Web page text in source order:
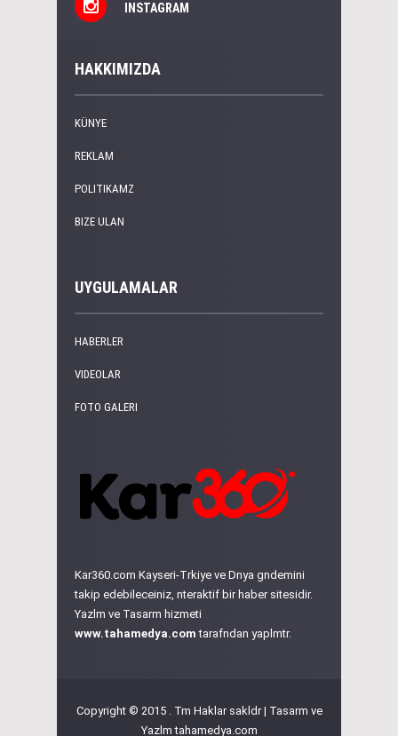
INSTAGRAM
HAKKIMIZDA
KÜNYE
REKLAM
POLITIKAMZ
BIZE ULAN
UYGULAMALAR
HABERLER
VIDEOLAR
FOTO GALERI
Kar360.com Kayseri-Trkiye ve Dnya gndemini
takip edebileceiniz, nteraktif bir haber sitesidir.
Yazlm ve Tasarm hizmeti
www.tahamedya.com tarafndan yaplmtr.
Copyright © 2015 . Tm Haklar sakldr | Tasarm ve
Yazlmtahamedya.com